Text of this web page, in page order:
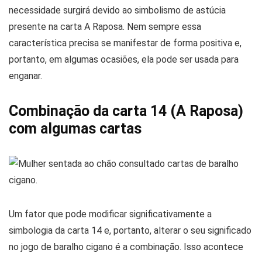
necessidade surgirá devido ao simbolismo de astúcia
presente na carta A Raposa. Nem sempre essa
característica precisa se manifestar de forma positiva e,
portanto, em algumas ocasiões, ela pode ser usada para
enganar.
Combinação da carta 14 (A Raposa)
com algumas cartas
Um fator que pode modificar significativamente a
simbologia da carta 14 e, portanto, alterar o seu significado
no jogo de baralho cigano é a combinação. Isso acontece